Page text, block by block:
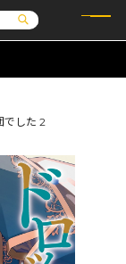
ル
ルス
はこちら
でした 2